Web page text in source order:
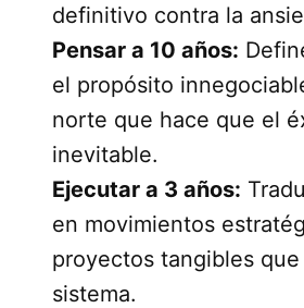
definitivo contra la
Pensar a 10 años:
el propósito
norte que hace que el
inevitable.
Ejecutar a 3 años:
en movimientos
proyectos tangibles
sistema.